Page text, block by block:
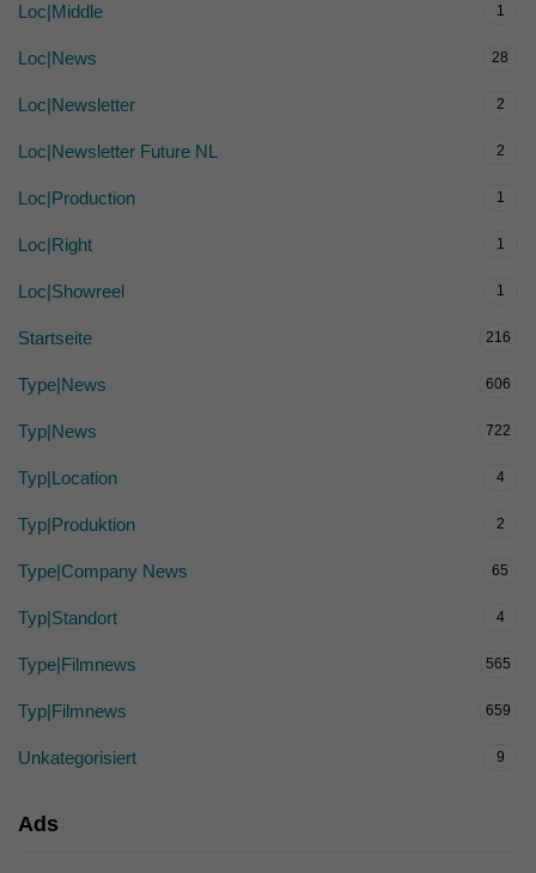
Loc|Middle 1
Loc|News 28
Loc|Newsletter 2
Loc|Newsletter Future NL 2
Loc|Production 1
Loc|Right 1
Loc|Showreel 1
Startseite 216
Type|News 606
Typ|News 722
Typ|Location 4
Typ|Produktion 2
Type|Company News 65
Typ|Standort 4
Type|Filmnews 565
Typ|Filmnews 659
Unkategorisiert 9
Ads